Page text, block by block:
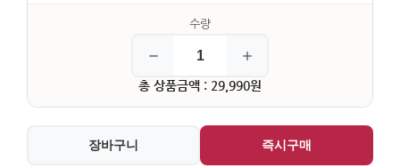
총 상품금액 : 29,990원
장바구니 즉시구매